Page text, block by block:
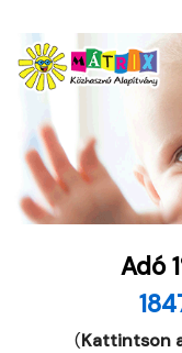
Adó
(Kattintson